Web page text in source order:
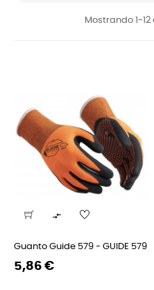
Mostrando 1-

Guanto Guide 579 - GUIDE 579
Prezzo
Prezzo
5,86 €